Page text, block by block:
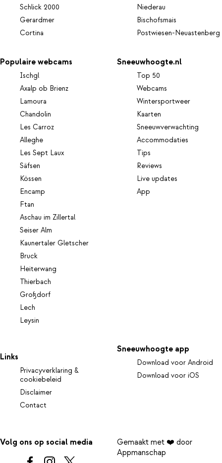
Schlick 2000
Gerardmer
Cortina
Niederau
Bischofsmais
Postwiesen-Neuastenberg
Populaire webcams
Ischgl
Axalp ob Brienz
Lamoura
Chandolin
Les Carroz
Alleghe
Les Sept Laux
Säfsen
Kössen
Encamp
Ftan
Aschau im Zillertal
Seiser Alm
Kaunertaler Gletscher
Bruck
Heiterwang
Thierbach
Großdorf
Lech
Leysin
Sneeuwhoogte.nl
Top 50
Webcams
Wintersportweer
Kaarten
Sneeuwverwachting
Accommodaties
Tips
Reviews
Live updates
App
Links
Privacyverklaring &
cookiebeleid
Disclaimer
Contact
Sneeuwhoogte app
Download voor Android
Download voor iOS
Volg ons op social media
Gemaakt met ❤️ door
Appmanschap